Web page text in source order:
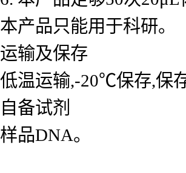
本产品只能用于科研。
运输及保存
低温运输,-20℃保存,保
自备试剂
样品DNA。